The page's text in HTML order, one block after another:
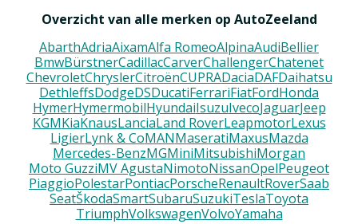
Overzicht van alle merken op AutoZeeland
AbarthAdriaAixamAlfa RomeoAlpinaAudiBellier
BmwBürstnerCadillacCarverChallengerChatenet
ChevroletChryslerCitroënCUPRADaciaDAFDaihatsu
DethleffsDodgeDSDucatiFerrariFiatFordHonda
HymerHymermobilHyundaiIsuzuIvecoJaguarJeep
KGMKiaKnausLanciaLand RoverLeapmotorLexus
LigierLynk & CoMANMaseratiMaxusMazda
Mercedes-BenzMGMiniMitsubishiMorgan
Moto GuzziMV AgustaNimotoNissanOpelPeugeot
PiaggioPolestarPontiacPorscheRenaultRoverSaab
SeatŠkodaSmartSubaruSuzukiTeslaToyota
TriumphVolkswagenVolvoYamaha